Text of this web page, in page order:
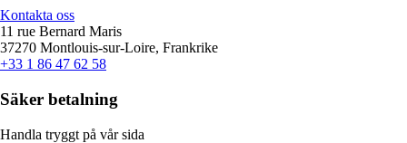
Kontakta oss
11 rue Bernard Maris
37270 Montlouis-sur-Loire, Frankrike
+33 1 86 47 62 58
Säker betalning
Handla tryggt på vår sida